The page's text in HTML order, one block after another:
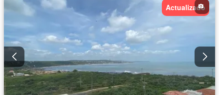
Actualizado